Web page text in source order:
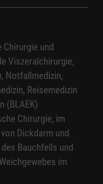
dann
und Ihre
Termin mit. Bitte
einfache
und
Viszeralchirurgie,
Notfallmedizin,
Reisemedizin
(BLAEK)
Chirurgie, im
Dickdarm und
Bauchfells und
im